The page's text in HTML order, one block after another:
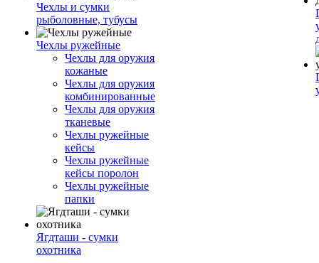
Чехлы и сумки
рыболовные, тубусы
Чехлы ружейные
Чехлы для оружия
кожаные
Чехлы для оружия
комбинированные
Чехлы для оружия
тканевые
Чехлы ружейные
кейсы
Чехлы ружейные
кейсы поролон
Чехлы ружейные
папки
Ягдташи - сумки
охотника